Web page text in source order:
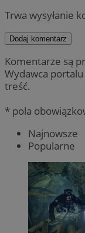
Trwa wysyłanie
Dodaj komentarz
Komentarze są
Wydawca
treść.
* pola
Najnowsze
Popularne